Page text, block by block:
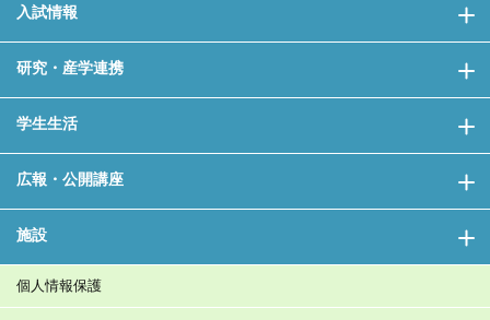
入試情報
研究・産学連携
学生生活
広報・公開講座
施設
個人情報保護